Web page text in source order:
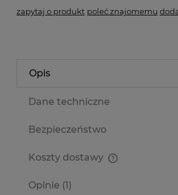
zapytaj o produkt poleć znajomemu
Opis
Dane techniczne
Bezpieczeństwo
Koszty dostawy
Opinie (1)